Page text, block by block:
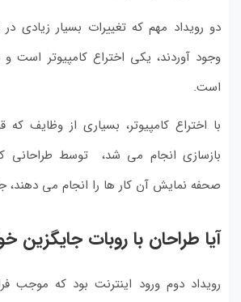
دو رویداد مهم که تغییرات بسیار زیادی
وجود آوردند، یکی اختراع کامپیوتر است و
است.
با اختراع کامپیوتر، بسیاری از وظایف
بازسازی انجام می شد، توسط طراحانی
صحفه نمایش آن کار ها را انجام می دهند،
آیا طراحان با روبات جایگزین
رویداد دوم ورود اینترنت بود که موجب